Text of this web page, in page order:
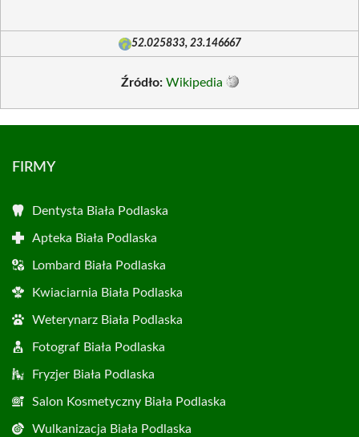
52.025833, 23.146667
Źródło: Wikipedia
FIRMY
Dentysta Biała Podlaska
Apteka Biała Podlaska
Lombard Biała Podlaska
Kwiaciarnia Biała Podlaska
Weterynarz Biała Podlaska
Fotograf Biała Podlaska
Fryzjer Biała Podlaska
Salon Kosmetyczny Biała Podlaska
Wulkanizacja Biała Podlaska